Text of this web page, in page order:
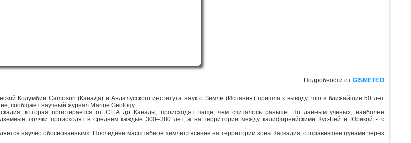
Подробности от GISMETEO
Колумбии Camosun (Канада) и Андалусского института наук о Земле (Испания) пришла к выводу, что в ближайшие 50 лет
сообщает научный журнал Marine Geology.
которая простирается от США до Канады, происходят чаще, чем считалось раньше. По данным ученых, наиболее
толчки происходят в среднем каждые 300–380 лет, а на территории между калифорнийскими Кус-Бей и Юрикой - с
научно обоснованным». Последнее масштабное землетрясение на территории зоны Каскадия, отправившее цунами через